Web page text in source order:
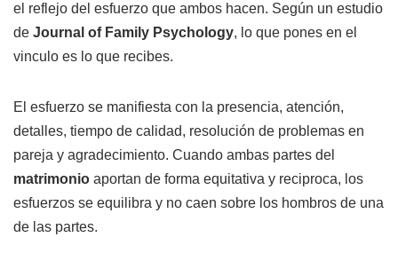
el reflejo del esfuerzo que ambos hacen. Según un estudio
de Journal of Family Psychology, lo que pones en el
vinculo es lo que recibes.
El esfuerzo se manifiesta con la presencia, atención,
detalles, tiempo de calidad, resolución de problemas en
pareja y agradecimiento. Cuando ambas partes del
matrimonio aportan de forma equitativa y reciproca, los
esfuerzos se equilibra y no caen sobre los hombros de una
de las partes.